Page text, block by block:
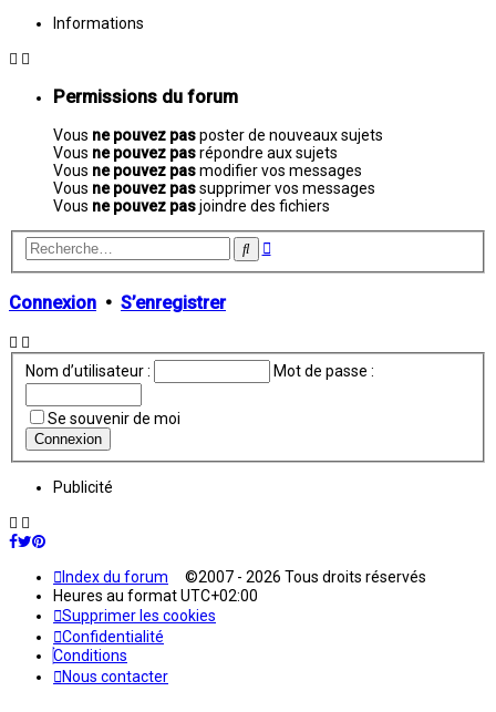
Informations
Permissions du forum
Vous ne pouvez pasposter de nouveaux sujets
Vous ne pouvez pasrépondre aux sujets
Vous ne pouvez pasmodifier vos messages
Vous ne pouvez passupprimer vos messages
Vous ne pouvez pasjoindre des fichiers
Rechercher
Recherche
Connexion • S’enregistrer
Nom d’utilisateur : Mot de passe :
Se souvenir de moi
Publicité
Index du forum ©2007 - 2026 Tous droits réservés
Heures au formatUTC+02:00
Supprimer les cookies
Confidentialité
Conditions
Nous contacter